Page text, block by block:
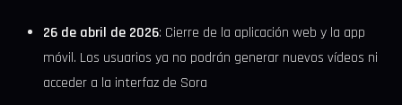
26 de abril de 2026: Cierre de la aplicación web y la app
móvil. Los usuarios ya no podrán generar nuevos vídeos ni
acceder a la interfaz de Sora